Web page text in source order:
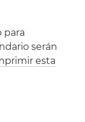
para
serán
esta